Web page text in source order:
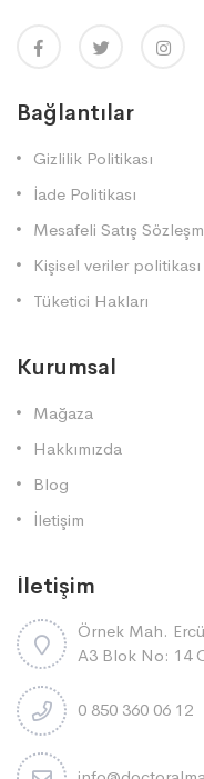
Bağlantılar
Gizlilik Politikası
İade Politikası
Mesafeli Satış
Kişisel veriler politikası
Tüketici Hakları
Kurumsal
Mağaza
Hakkımızda
Blog
İletişim
İletişim
Örnek Mah.
A3 Blok No: 14
0 850 360 06 12